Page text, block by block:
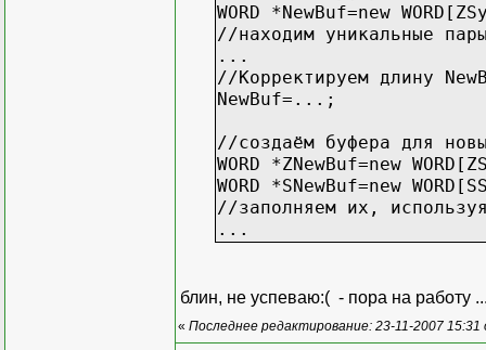
WORD *NewBuf=new
//находим уникальные
...
//Корректируем длину
NewBuf=...;
//создаём буфера для
WORD *ZNewBuf=new
WORD *SNewBuf=new
//заполняем их,
...
блин, не успеваю:( - пора на работу
« Последнее редактирование: 23-11-2007 15:31